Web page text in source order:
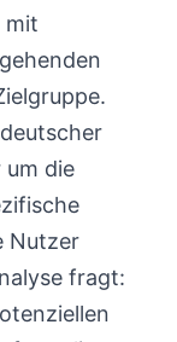
mit
um die
Nutzer
fragt: